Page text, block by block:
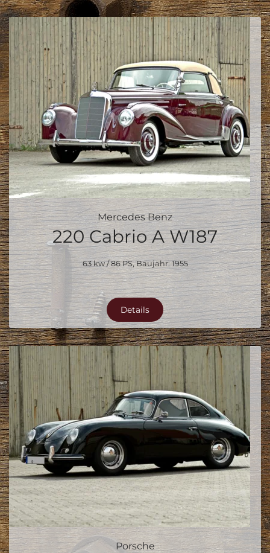
Mercedes Benz
220 Cabrio A W187
63 kw / 86 PS, Baujahr: 1955
Details
Porsche